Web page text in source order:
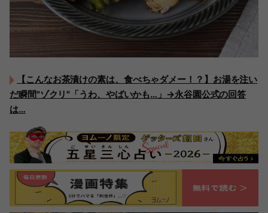
【こんなお茶漬けの素は、食べちゃダメー！？】お湯を注い
だ瞬間"ゾクリ"「うわ、やばいかも…」→永谷園公式の回答
は…